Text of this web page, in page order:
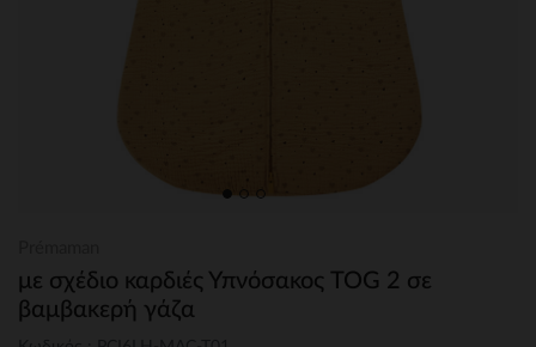
με σχέδιο καρδιές Υπνόσακος TOG 2 σε
βαμβακερή γάζα